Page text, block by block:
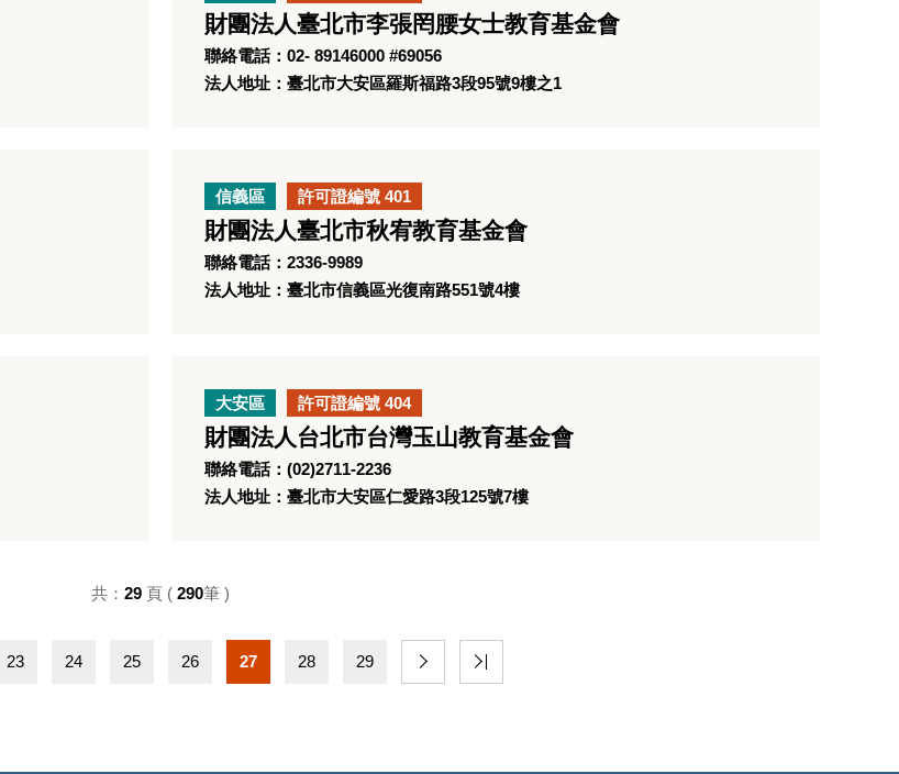
財團法人臺北市李張罔腰女士教育基金會
聯絡電話：02- 89146000 #69056
法人地址：臺北市大安區羅斯福路3段95號9樓之1
信義區 許可證編號 401
財團法人臺北市秋宥教育基金會
聯絡電話：2336-9989
法人地址：臺北市信義區光復南路551號4樓
大安區 許可證編號 404
財團法人台北市台灣玉山教育基金會
聯絡電話：(02)2711-2236
法人地址：臺北市大安區仁愛路3段125號7樓
23 24 25 26 27 28 29
共： 29 頁 ( 290筆 )